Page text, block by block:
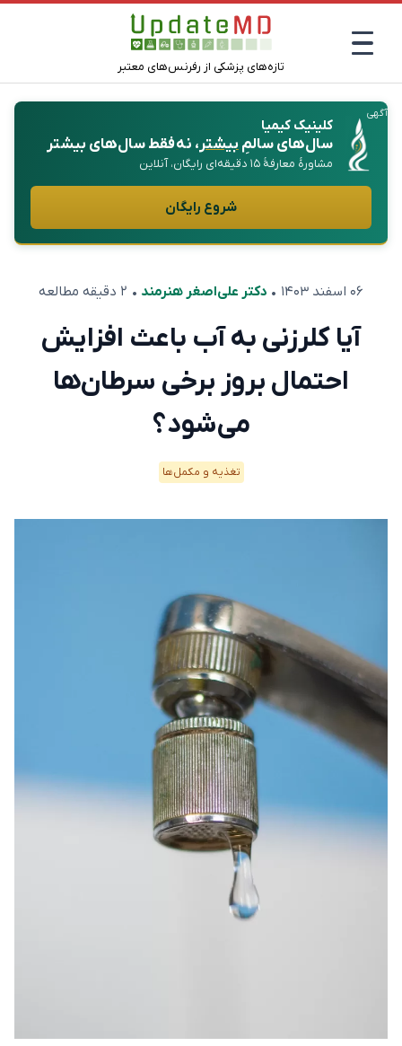
تازه‌های پزشکی از رفرنس‌های معتبر
آگهی
کلینیک کیمیا
سال‌های سالمِبیشتر، نه فقط سال‌های بیشتر
مشاورهٔ معارفهٔ ۱۵ دقیقه‌ای رایگان، آنلاین
شروع رایگان
۰۶ اسفند ۱۴۰۳ • دکتر علی‌اصغر هنرمند • ۲ دقیقه مطالعه
آیا کلرزنی به آب باعث افزایش
احتمال بروز برخی سرطان‌ها
می‌شود؟
تغذیه و مکمل‌ها